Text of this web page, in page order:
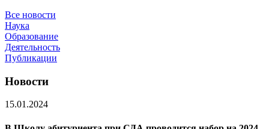
Все новости
Наука
Образование
Деятельность
Публикации
Новости
15.01.2024